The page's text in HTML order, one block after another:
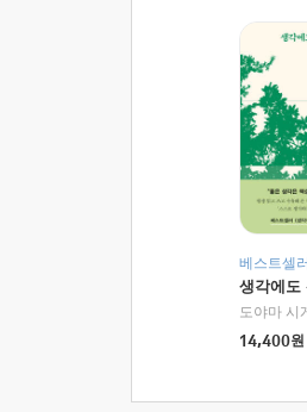
베스트셀
생각에도
도야마 시
14,400원